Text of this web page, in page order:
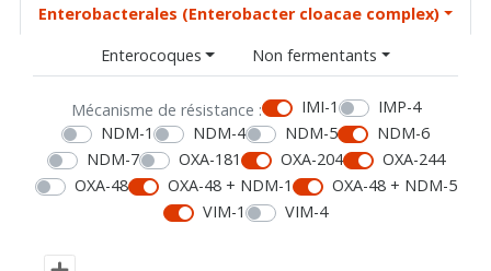
Enterobacterales (Enterobacter cloacae complex)
Enterocoques
Non fermentants
Mécanisme de résistance : IMI-1
IMP-4
NDM-1
NDM-4 NDM-5
NDM-6
NDM-7
OXA-181 OXA-204
OXA-244
OXA-48
OXA-48 + NDM-1
OXA-48 + NDM-5
VIM-1
VIM-4